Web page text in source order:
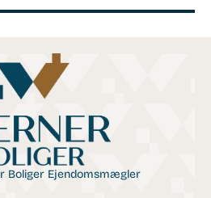
Boliger Ejendomsmægler